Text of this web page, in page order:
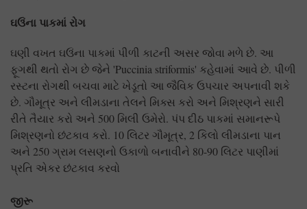
ઘઉંના પાકમાં રોગ
ઘણી વખત ઘઉંના પાકમાં પીળી કાટની અસર જોવા મળે છે. આ
ફૂગથી થતો રોગ છે જેને 'Puccinia striformis' કહેવામાં આવે છે. પીળી
રસ્ટના રોગથી બચવા માટે ખેડૂતો આ જૈવિક ઉપચાર અપનાવી શકે
છે. ગૌમૂત્ર અને લીમડાના તેલને મિક્સ કરો અને મિશ્રણને સારી
રીતે તૈયાર કરો અને 500 મિલી ઉમેરો. પંપ દીઠ પાકમાં સમાનરૂપે
મિશ્રણનો છંટકાવ કરો. 10 લિટર ગૌમૂત્ર, 2 કિલો લીમડાના પાન
અને 250 ગ્રામ લસણનો ઉકાળો બનાવીને 80-90 લિટર પાણીમાં
પ્રતિ એકર છંટકાવ કરવો
જીરૂ